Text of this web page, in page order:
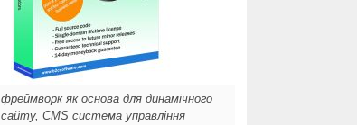
фреймворк як основа для динамічного
сайту, CMS система управління